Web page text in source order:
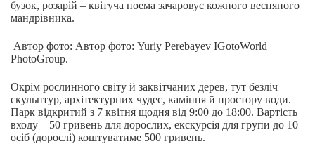
бузок, розарій – квітуча поема зачаровує кожного весняного
мандрівника.
Автор фото: Автор фото: Yuriy Perebayev IGotoWorld
PhotoGroup.
Окрім рослинного світу й заквітчаних дерев, тут безліч
скульптур, архітектурних чудес, каміння й простору води.
Парк відкритий з 7 квітня щодня від 9:00 до 18:00. Вартість
входу – 50 гривень для дорослих, екскурсія для групи до 10
осіб (дорослі) коштуватиме 500 гривень.